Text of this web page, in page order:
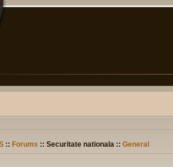
:: Forums :: Securitate nationala :: General